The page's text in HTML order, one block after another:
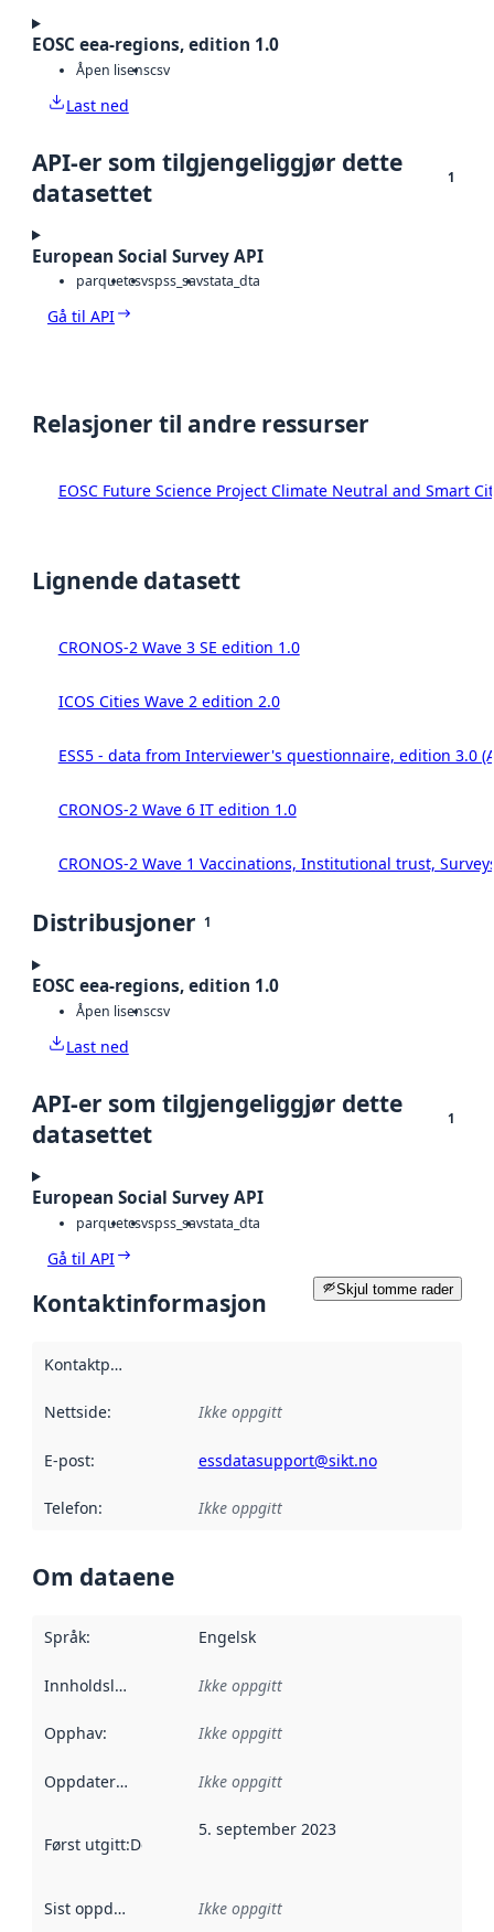
EOSC eea-regions, edition 1.0
Åpen lisenscsv
Last ned
API-er som tilgjengeliggjør dette
datasettet
1
European Social Survey API
parquetcsvspss_savstata_dta
Gå til API
Relasjoner til andre ressurser
EOSC Future Science Project Climate Neutral and Smart
Lignende datasett
CRONOS-2 Wave 3 SE edition 1.0
ICOS Cities Wave 2 edition 2.0
ESS5 - data from Interviewer's questionnaire, edition 3.0
CRONOS-2 Wave 6 IT edition 1.0
CRONOS-2 Wave 1 Vaccinations, Institutional trust,
Distribusjoner 1
EOSC eea-regions, edition 1.0
Åpen lisenscsv
Last ned
API-er som tilgjengeliggjør dette
datasettet
1
European Social Survey API
parquetcsvspss_savstata_dta
Gå til API
Skjul tomme rader
Kontaktinformasjon
Kontaktpunkt
Nettside: Ikke oppgitt
E-post: essdatasupport@sikt.no
Telefon: Ikke oppgitt
Om dataene
Språk: Engelsk
Innholdsleverandører :
Ikke oppgitt
Opphav: Ikke oppgitt
Oppdateringsfrekvens :
Ikke oppgitt
Først utgitt:Denne datoen sier når dataene i dette
5. september 2023
Sist oppdatert Ikke oppgitt